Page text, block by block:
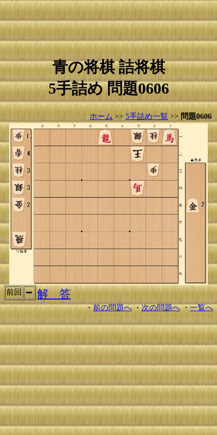
青の将棋 詰将棋
5手詰め 問題0606
ホーム >> 5手詰め一覧 >> 問題0606
前回 解 答
・前の問題へ・次の問題へ・一覧へ